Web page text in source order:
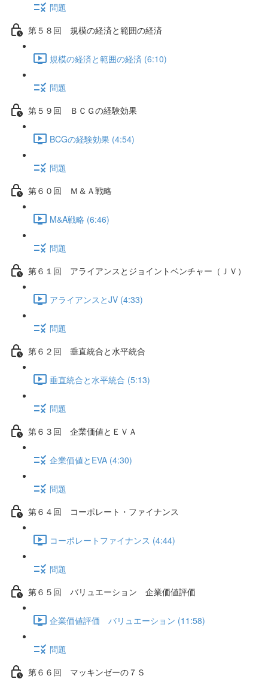
問題
第５８回 規模の経済と範囲の経済
規模の経済と範囲の経済 (6:10)
問題
第５９回 ＢＣＧの経験効果
BCGの経験効果 (4:54)
問題
第６０回 Ｍ＆Ａ戦略
M&A戦略 (6:46)
問題
第６１回 アライアンスとジョイントベンチャー（ＪＶ）
アライアンスとJV (4:33)
問題
第６２回 垂直統合と水平統合
垂直統合と水平統合 (5:13)
問題
第６３回 企業価値とＥＶＡ
企業価値とEVA (4:30)
問題
第６４回 コーポレート・ファイナンス
コーポレートファイナンス (4:44)
問題
第６５回 バリュエーション 企業価値評価
企業価値評価 バリュエーション (11:58)
問題
第６６回 マッキンゼーの７Ｓ